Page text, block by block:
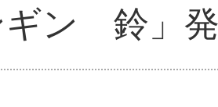
ギン 鈴」